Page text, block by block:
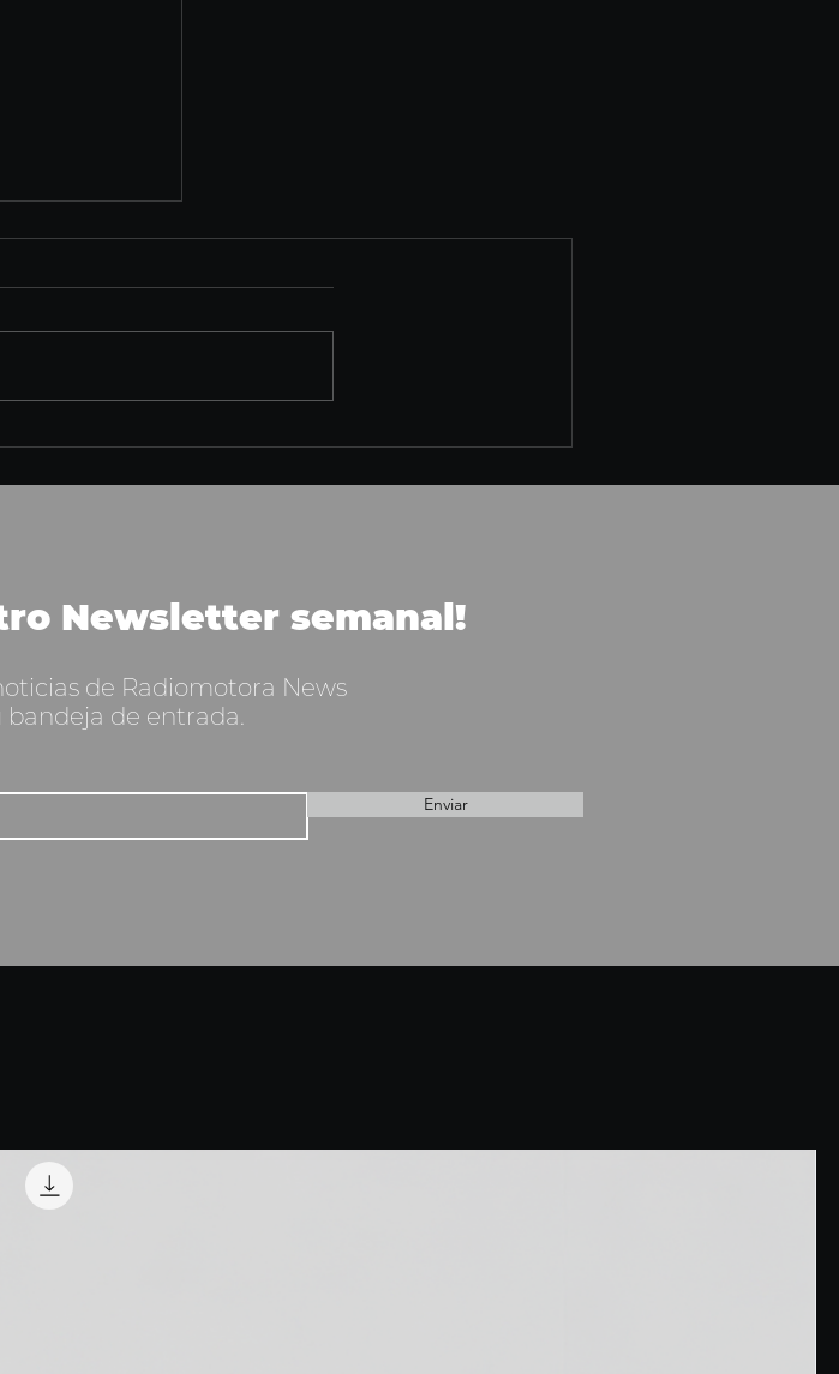
en 2026
Newsletter semanal!
de Radiomotora News
de entrada.
Enviar